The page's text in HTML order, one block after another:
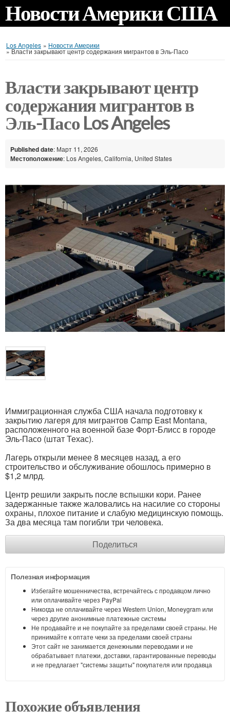
Новости Америки США
Los Angeles » Новости Америки
»Власти закрывают центр содержания мигрантов в Эль-Пасо
Власти закрывают центр
содержания мигрантов в
Эль-Пасо Los Angeles
Published date: Март 11, 2026
Местоположение: Los Angeles, California, United States
Иммиграционная служба США начала подготовку к
закрытию лагеря для мигрантов Camp East Montana,
расположенного на военной базе Форт-Блисс в городе
Эль-Пасо (штат Техас).
Лагерь открыли менее 8 месяцев назад, а его
строительство и обслуживание обошлось примерно в
$1,2 млрд.
Центр решили закрыть после вспышки кори. Ранее
задержанные также жаловались на насилие со стороны
охраны, плохое питание и слабую медицинскую помощь.
За два месяца там погибли три человека.
Поделиться
Полезная информация
Избегайте мошенничества, встречайтесь с продавцом лично
или оплачивайте через PayPal
Никогда не оплачивайте через Western Union, Moneygram или
через другие анонимные платежные системы
Не продавайте и не покупайте за пределами своей страны. Не
принимайте к оптате чеки за пределами своей страны
Этот сайт не занимается денежными переводами и не
обрабатывает платежи, доставки, гарантированные переводы
и не предлагает "системы защиты" покупателя или продавца
Похожие объявления